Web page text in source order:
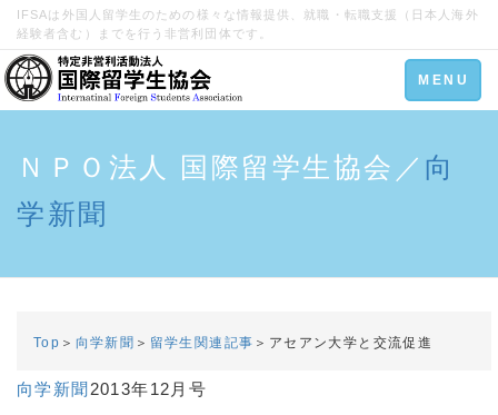
IFSAは外国人留学生のための様々な情報提供、就職・転職支援（日本人海外
経験者含む）までを行う非営利団体です。
Toggle
navigation
MENU
ＮＰＯ法人 国際留学生協会／ 向
学新聞
Top ＞ 向学新聞 ＞ 留学生関連記事 ＞アセアン大学と交流促進
向学新聞 2013年12月号